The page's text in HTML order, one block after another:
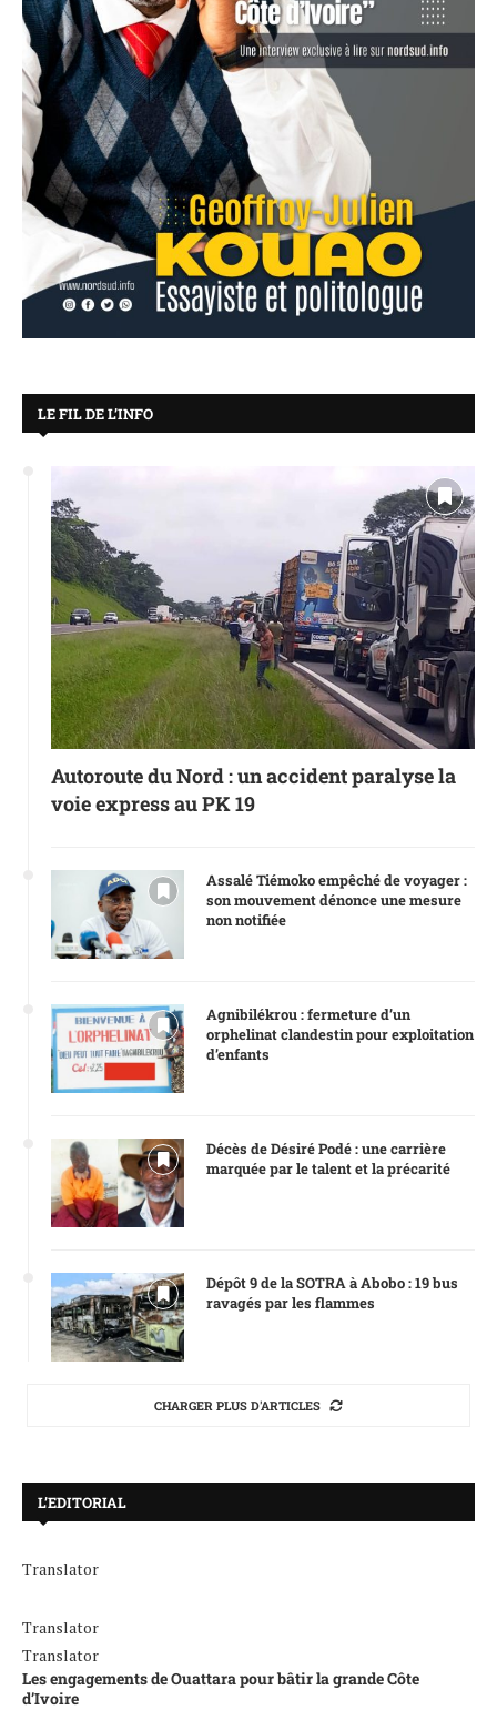
LE FIL DE L’INFO
Autoroute du Nord : un accident paralyse la
voie express au PK 19
Assalé Tiémoko empêché de voyager :
son mouvement dénonce une mesure
non notifiée
Agnibilékrou : fermeture d’un
orphelinat clandestin pour exploitation
d’enfants
Décès de Désiré Podé : une carrière
marquée par le talent et la précarité
Dépôt 9 de la SOTRA à Abobo : 19 bus
ravagés par les flammes
CHARGER PLUS D'ARTICLES
L’EDITORIAL
Translator
Translator
Translator
Les engagements de Ouattara pour bâtir la grande Côte
d’Ivoire